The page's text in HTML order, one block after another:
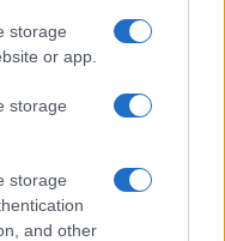
storage
or app.
storage
storage
and other
a kormány
sorkatonai